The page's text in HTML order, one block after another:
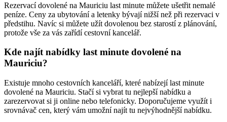
Rezervací dovolené na Mauriciu last minute můžete ušetřit nemalé
peníze. Ceny za ubytování a letenky bývají nižší než při rezervaci v
předstihu. Navíc si můžete užít dovolenou bez starostí z plánování,
protože vše za vás zařídí cestovní kancelář.
Kde najít nabídky last minute dovolené na
Mauriciu?
Existuje mnoho cestovních kanceláří, které nabízejí last minute
dovolené na Mauriciu. Stačí si vybrat tu nejlepší nabídku a
zarezervovat si ji online nebo telefonicky. Doporučujeme využít i
srovnávač cen, který vám umožní najít tu nejvýhodnější nabídku.